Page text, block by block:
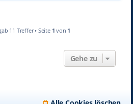
11 Treffer • Seite 1 von 1
Gehe zu